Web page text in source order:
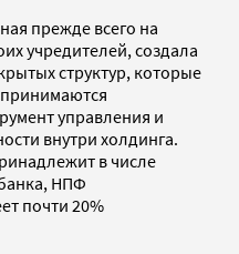
прежде всего на
учредителей, создала
структур, которые
управления и
внутри холдинга.
в числе
НПФ
почти 20%